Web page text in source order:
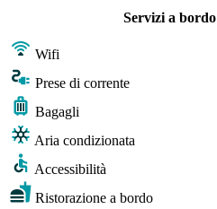
Servizi a bordo
Wifi
Prese di corrente
Bagagli
Aria condizionata
Accessibilità
Ristorazione a bordo